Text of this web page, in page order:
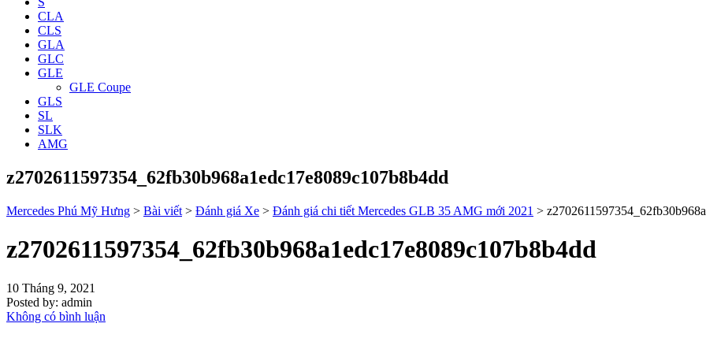
CLA
CLS
GLA
GLC
GLE
GLE Coupe
GLS
SL
SLK
AMG
z2702611597354_62fb30b968a1edc17e8089c107b8b4dd
Mercedes Phú Mỹ Hưng > Bài viết > Đánh giá Xe > Đánh giá chi tiết Mercedes GLB 35 AMG mới 2021 >
z2702611597354_62fb30b968a1edc17e8089c107b8b4dd
10 Tháng 9, 2021
Posted by: admin
Không có bình luận